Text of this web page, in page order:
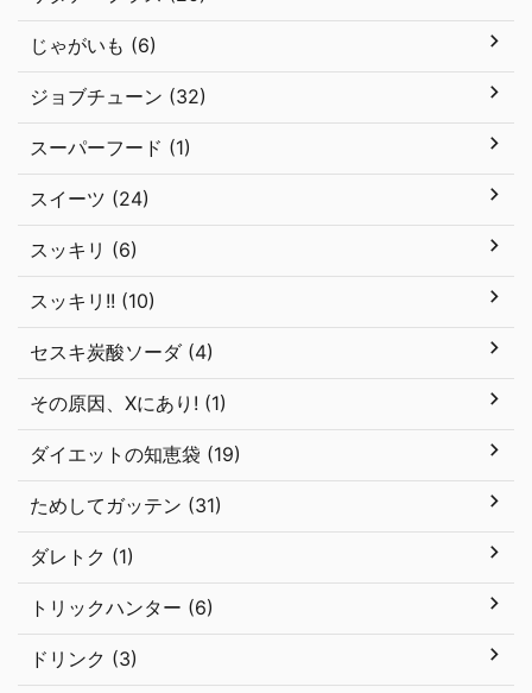
じゃがいも (6)
ジョブチューン (32)
スーパーフード (1)
スイーツ (24)
スッキリ (6)
スッキリ!! (10)
セスキ炭酸ソーダ (4)
その原因、Xにあり! (1)
ダイエットの知恵袋 (19)
ためしてガッテン (31)
ダレトク (1)
トリックハンター (6)
ドリンク (3)